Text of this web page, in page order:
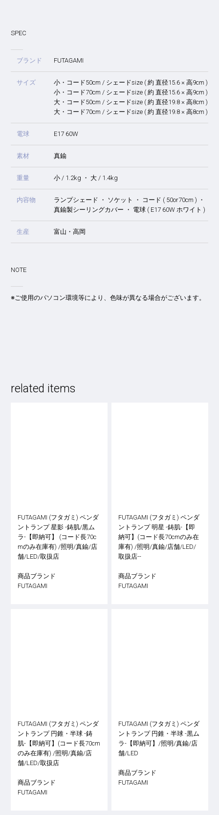
SPEC
ブランド FUTAGAMI
サイズ
小・コード50cm / シェードsize ( 約 直径15.6 × 高9cm ) ・
小・コード70cm / シェードsize ( 約 直径15.6 × 高9cm ) ・
大・コード50cm / シェードsize ( 約 直径19.8 × 高8cm ) ・
大・コード70cm / シェードsize ( 約 直径19.8 × 高8cm ) ・
電球 E17 60W
素材 真鍮
重量 小 / 1.2kg ・ 大 / 1.4kg
内容物
ランプシェード ・ ソケット ・ コード ( 50or70cm ) ・
真鍮製シーリングカバー ・ 電球 ( E17 60W ホワイト )
生産 富山・高岡
NOTE
※ご使用のパソコン環境等により、色味が異なる場合がございます。
related items
FUTAGAMI (フタガミ) ペンダ
ントランプ 星影 -鋳肌/黒ム
ラ-【即納可】 (コード長70c
mのみ在庫有) /照明/真鍮/店
舗/LED/取扱店
商品ブランド
FUTAGAMI
FUTAGAMI (フタガミ) ペンダ
ントランプ 明星 -鋳肌-【即
納可】(コード長70cmのみ在
庫有) /照明/真鍮/店舗/LED/
取扱店--
商品ブランド
FUTAGAMI
FUTAGAMI (フタガミ) ペンダ
ントランプ 円錐・半球 -鋳
肌-【即納可】(コード長70cm
のみ在庫有) /照明/真鍮/店
舗/LED/取扱店
商品ブランド
FUTAGAMI
FUTAGAMI (フタガミ) ペンダ
ントランプ 円錐・半球 -黒ム
ラ-【即納可】/照明/真鍮/店
舗/LED
商品ブランド
FUTAGAMI